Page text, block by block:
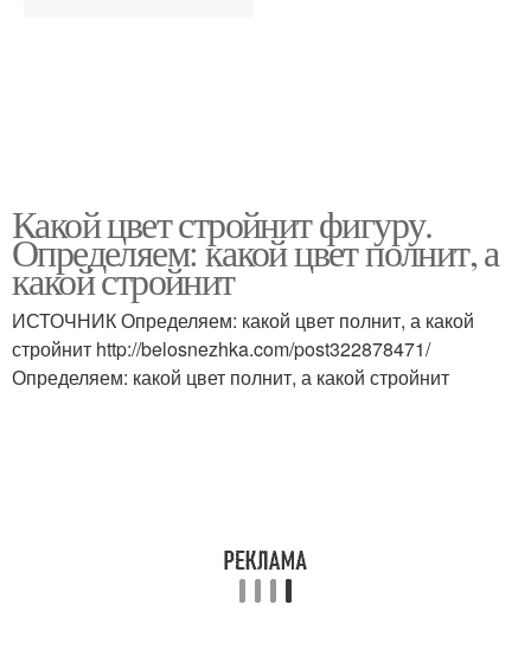
Какой цвет стройнит фигуру.
Определяем: какой цвет полнит, а
какой стройнит
ИСТОЧНИК Определяем: какой цвет полнит, а какой
стройнит http://belosnezhka.com/post322878471/
Определяем: какой цвет полнит, а какой стройнит